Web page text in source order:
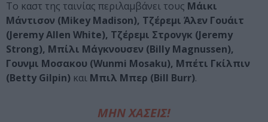
Το καστ της ταινίας περιλαμβάνει τους Μάικι
Μάντισον (Mikey Madison), Τζέρεμι Άλεν Γουάιτ
(Jeremy Allen White), Τζέρεμι Στρονγκ (Jeremy
Strong), Μπίλι Μάγκνουσεν (Billy Magnussen),
Γουνμι Μοσακου (Wunmi Mosaku), Μπέτι Γκίλπιν
(Betty Gilpin) και Μπιλ Μπερ (Bill Burr).
ΜΗΝ ΧΑΣΕΙΣ!